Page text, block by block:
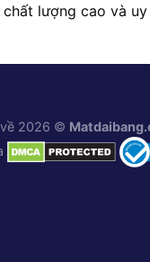
chất lượng cao và
về 2026 ©